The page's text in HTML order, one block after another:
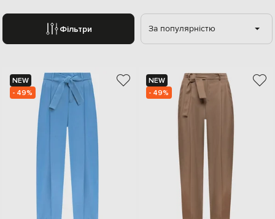
Фільтри За популярністю
NEW
- 49%
NEW
- 49%